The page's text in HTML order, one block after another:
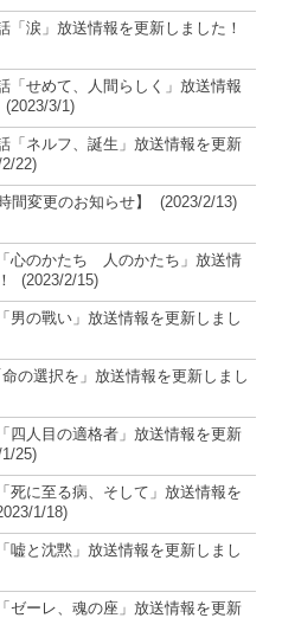
「涙」放送情報を更新しました！
「せめて、人間らしく」放送情報
(2023/3/1)
「ネルフ、誕生」放送情報を更新
22)
間変更のお知らせ】 (2023/2/13)
心のかたち 人のかたち」放送情
(2023/2/15)
男の戰い」放送情報を更新しまし
の選択を」放送情報を更新しまし
四人目の適格者」放送情報を更新
25)
死に至る病、そして」放送情報を
1/18)
嘘と沈黙」放送情報を更新しまし
ゼーレ、魂の座」放送情報を更新